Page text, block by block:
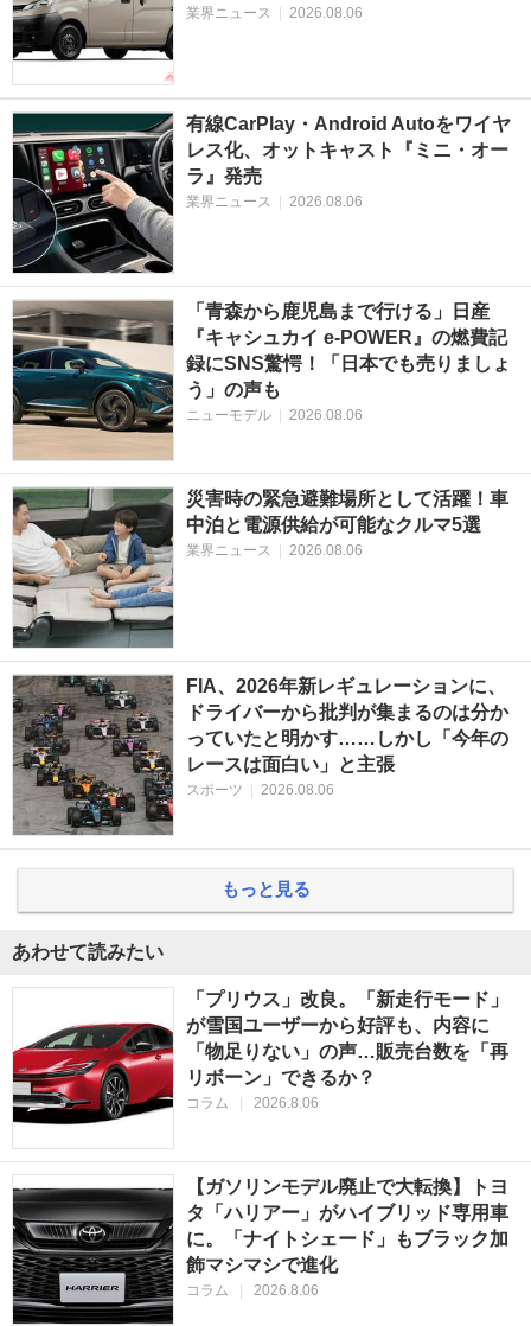
業界ニュース 2026.08.06
有線CarPlay・Android Autoをワイヤ
レス化、オットキャスト『ミニ・オー
ラ』発売
業界ニュース 2026.08.06
「青森から鹿児島まで行ける」日産
『キャシュカイ e-POWER』の燃費記
録にSNS驚愕！「日本でも売りましょ
う」の声も
ニューモデル 2026.08.06
災害時の緊急避難場所として活躍！車
中泊と電源供給が可能なクルマ5選
業界ニュース 2026.08.06
FIA、2026年新レギュレーションに、
ドライバーから批判が集まるのは分か
っていたと明かす……しかし「今年の
レースは面白い」と主張
スポーツ 2026.08.06
もっと見る
あわせて読みたい
「プリウス」改良。「新走行モード」
が雪国ユーザーから好評も、内容に
「物足りない」の声…販売台数を「再
リボーン」できるか？
コラム 2026.8.06
【ガソリンモデル廃止で大転換】トヨ
タ「ハリアー」がハイブリッド専用車
に。「ナイトシェード」もブラック加
飾マシマシで進化
コラム 2026.8.06